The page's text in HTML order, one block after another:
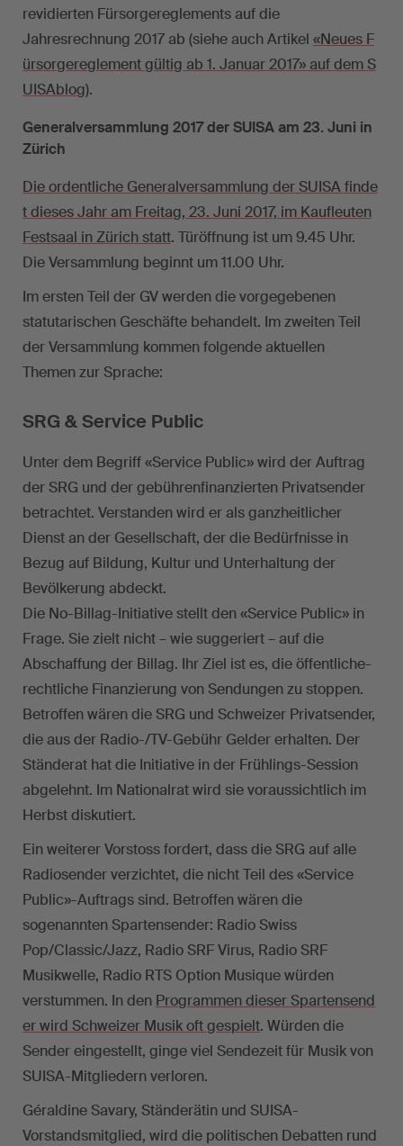
revidierten Fürsorgereglements auf die
Jahresrechnung 2017 ab (siehe auch Artikel «Neues F
ürsorgereglement gültig ab 1. Januar 2017» auf dem S
UISAblog).
Generalversammlung 2017 der SUISA am 23. Juni in
Zürich
Die ordentliche Generalversammlung der SUISA finde
t dieses Jahr am Freitag, 23. Juni 2017, im Kaufleuten
Festsaal in Zürich statt. Türöffnung ist um 9.45 Uhr.
Die Versammlung beginnt um 11.00 Uhr.
Im ersten Teil der GV werden die vorgegebenen
statutarischen Geschäfte behandelt. Im zweiten Teil
der Versammlung kommen folgende aktuellen
Themen zur Sprache:
SRG & Service Public
Unter dem Begriff «Service Public» wird der Auftrag
der SRG und der gebührenfinanzierten Privatsender
betrachtet. Verstanden wird er als ganzheitlicher
Dienst an der Gesellschaft, der die Bedürfnisse in
Bezug auf Bildung, Kultur und Unterhaltung der
Bevölkerung abdeckt.
Die No-Billag-Initiative stellt den «Service Public» in
Frage. Sie zielt nicht – wie suggeriert – auf die
Abschaffung der Billag. Ihr Ziel ist es, die öffentliche-
rechtliche Finanzierung von Sendungen zu stoppen.
Betroffen wären die SRG und Schweizer Privatsender,
die aus der Radio-/TV-Gebühr Gelder erhalten. Der
Ständerat hat die Initiative in der Frühlings-Session
abgelehnt. Im Nationalrat wird sie voraussichtlich im
Herbst diskutiert.
Ein weiterer Vorstoss fordert, dass die SRG auf alle
Radiosender verzichtet, die nicht Teil des «Service
Public»-Auftrags sind. Betroffen wären die
sogenannten Spartensender: Radio Swiss
Pop/Classic/Jazz, Radio SRF Virus, Radio SRF
Musikwelle, Radio RTS Option Musique würden
verstummen. In den Programmen dieser Spartensend
er wird Schweizer Musik oft gespielt. Würden die
Sender eingestellt, ginge viel Sendezeit für Musik von
SUISA-Mitgliedern verloren.
Géraldine Savary, Ständerätin und SUISA-
Vorstandsmitglied, wird die politischen Debatten rund